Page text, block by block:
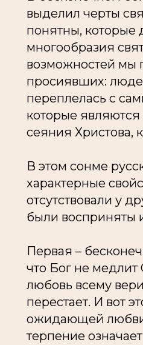
выделил черты
понятны, которые
многообразия
возможностей мы
просиявших:
переплелась с
которые
сеяния Христова,
В этом сонме
характерные
отсутствовали у
были восприняты
Первая –
что Бог не
любовь всему
перестает. И вот
ожидающей любви,
терпение